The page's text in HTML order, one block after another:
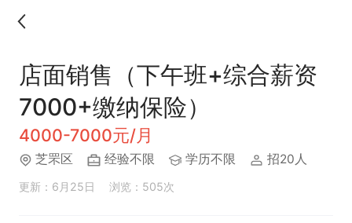
店面销售（下午班+综合薪资
7000+缴纳保险）
4000-7000元/月
芝罘区 经验不限 学历不限 招20人
更新：6月25日 浏览：505次